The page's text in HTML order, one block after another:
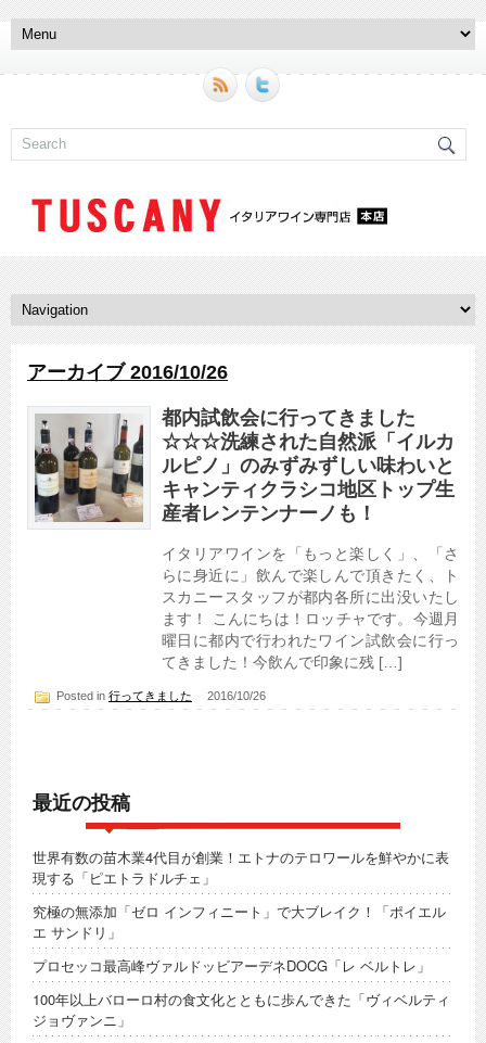
アーカイブ 2016/10/26
都内試飲会に行ってきました
☆☆☆洗練された自然派「イルカ
ルピノ」のみずみずしい味わいと
キャンティクラシコ地区トップ生
産者レンテンナーノも！
イタリアワインを「もっと楽しく」、「さ
らに身近に」飲んで楽しんで頂きたく、ト
スカニースタッフが都内各所に出没いたし
ます！ こんにちは！ロッチャです。今週月
曜日に都内で行われたワイン試飲会に行っ
てきました！今飲んで印象に残 […]
Posted in 行ってきました 2016/10/26
最近の投稿
世界有数の苗木業4代目が創業！エトナのテロワールを鮮やかに表
現する「ピエトラドルチェ」
究極の無添加「ゼロ インフィニート」で大ブレイク！「ポイエル
エ サンドリ」
プロセッコ最高峰ヴァルドッビアーデネDOCG「レ ベルトレ」
100年以上バローロ村の食文化とともに歩んできた「ヴィベルティ
ジョヴァンニ」